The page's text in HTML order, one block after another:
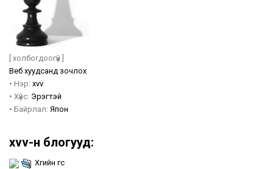
[ холбогдоогүй ]
Веб хуудсанд зочлох
• Нэр: xvv
• Хүйс: Эрэгтэй
• Байрлал: Япон
xvv-н блогууд:
Хүүгийн үгс